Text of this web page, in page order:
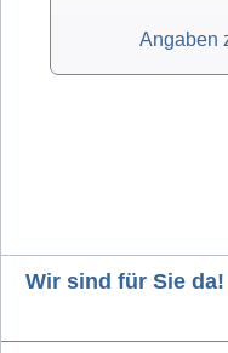
Angaben
Wir sind für Sie da!